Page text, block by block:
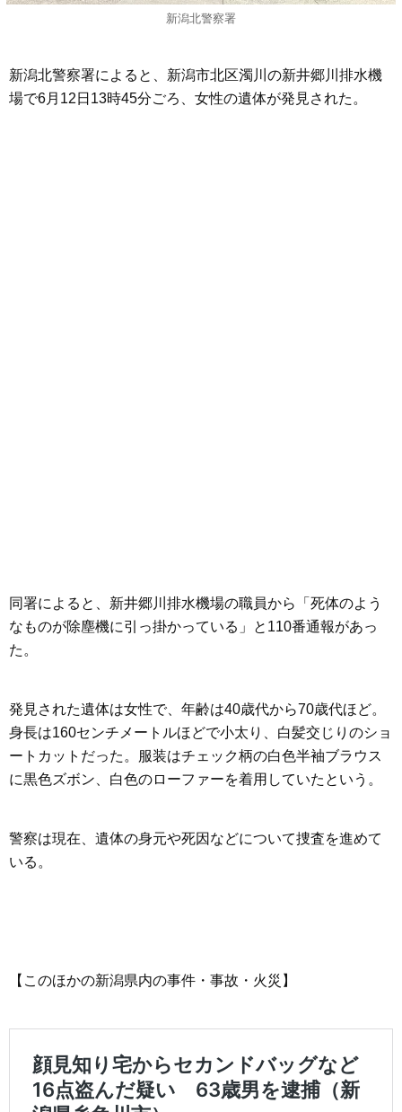
新潟北警察署
新潟北警察署によると、新潟市北区濁川の新井郷川排水機
場で6月12日13時45分ごろ、女性の遺体が発見された。
同署によると、新井郷川排水機場の職員から「死体のよう
なものが除塵機に引っ掛かっている」と110番通報があっ
た。
発見された遺体は女性で、年齢は40歳代から70歳代ほど。
身長は160センチメートルほどで小太り、白髪交じりのショ
ートカットだった。服装はチェック柄の白色半袖ブラウス
に黒色ズボン、白色のローファーを着用していたという。
警察は現在、遺体の身元や死因などについて捜査を進めて
いる。
【このほかの新潟県内の事件・事故・火災】